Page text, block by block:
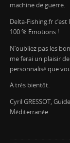
machine de guerre.
Delta-Fishing.fr
100 % Emotions !
N’oubliez pas les
me ferai un plaisir
personnalisé que
A très bientôt.
Cyril GRESSOT,
Méditerranée